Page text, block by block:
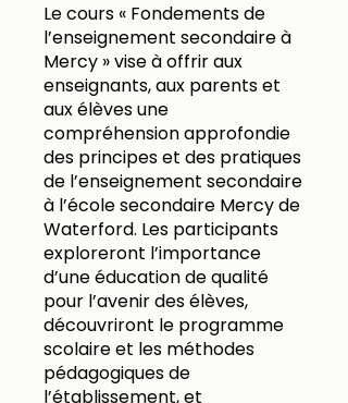
Le cours « Fondements de
l’enseignement secondaire à
Mercy » vise à offrir aux
enseignants, aux parents et
aux élèves une
compréhension approfondie
des principes et des pratiques
de l’enseignement secondaire
à l’école secondaire Mercy de
Waterford. Les participants
exploreront l’importance
d’une éducation de qualité
pour l’avenir des élèves,
découvriront le programme
scolaire et les méthodes
pédagogiques de
l’établissement, et